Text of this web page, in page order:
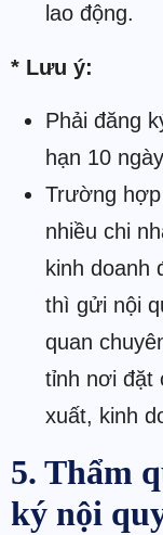
lao động.
* Lưu ý:
Phải đăng
hạn 10
Trường
nhiều chi
kinh doanh
thì gửi nội
quan
tỉnh nơi đặt
xuất, kinh
5. Thẩm
ký nội